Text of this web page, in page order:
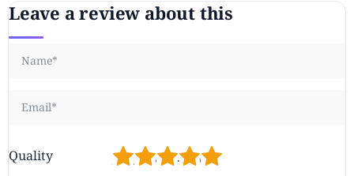
Leave a review about this
Quality 5
4
3
2